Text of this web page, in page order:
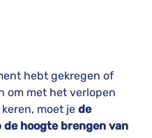
hebt gekregen of
om met het verlopen
moet je de
hoogte brengen van